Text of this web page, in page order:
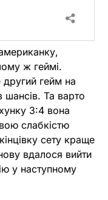
ж геймі.
другий гейм на
шансів. Та варто
3:4 вона
слабкістю
сету краще
вдалося вийти
у наступному